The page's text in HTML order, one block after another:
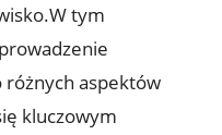
tym
różnych aspektów
kluczowym